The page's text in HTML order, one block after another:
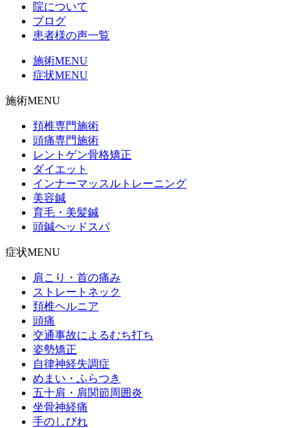
院について
ブログ
患者様の声一覧
施術MENU
症状MENU
施術MENU
頚椎専門施術
頭痛専門施術
レントゲン骨格矯正
ダイエット
インナーマッスルトレーニング
美容鍼
育毛・美髪鍼
頭鍼ヘッドスパ
症状MENU
肩こり・首の痛み
ストレートネック
頚椎ヘルニア
頭痛
交通事故によるむち打ち
姿勢矯正
自律神経失調症
めまい・ふらつき
五十肩・肩関節周囲炎
坐骨神経痛
手のしびれ